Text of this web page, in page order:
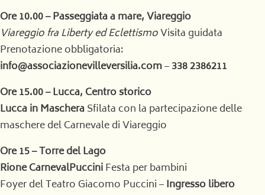
Ore 10.00 – Passeggiata a mare, Viareggio
Viareggio fra Liberty ed EclettismoVisita guidata
Prenotazione obbligatoria:
info@associazionevilleversilia.com–338 2386211
Ore 15.00 – Lucca, Centro storico
Lucca in MascheraSfilata con la partecipazione delle
maschere del Carnevale di Viareggio
Ore 15 – Torre del Lago
Rione CarnevalPucciniFesta per bambini
Foyer del Teatro Giacomo Puccini –Ingresso libero